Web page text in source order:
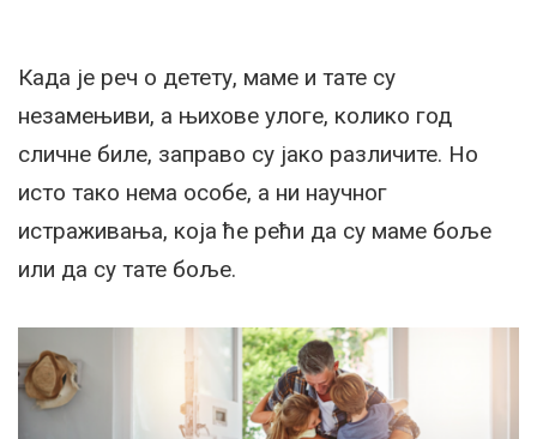
Када је реч о детету, маме и тате су
незамењиви, а њихове улоге, колико год
сличне биле, заправо су јако различите. Но
исто тако нема особе, а ни научног
истраживања, која ће рећи да су маме боље
или да су тате боље.